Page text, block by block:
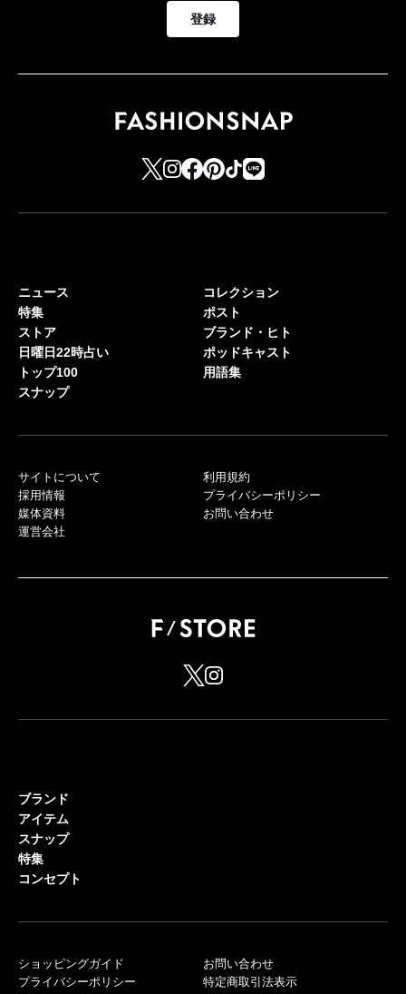
登録
ニュース
特集
ストア
日曜日22時占い
トップ100
スナップ
コレクション
ポスト
ブランド・ヒト
ポッドキャスト
用語集
サイトについて
採用情報
媒体資料
運営会社
利用規約
プライバシーポリシー
お問い合わせ
ブランド
アイテム
スナップ
特集
コンセプト
ショッピングガイド
プライバシーポリシー
お問い合わせ
特定商取引法表示